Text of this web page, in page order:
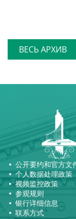
ВЕСЬ АРХИВ
公开要约和官方文
个人数据处理政策
视频监控政策
参观规则
银行详细信息
联系方式